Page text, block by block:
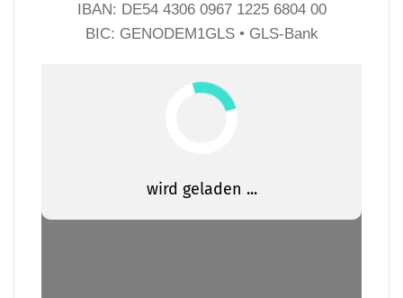
IBAN: DE54 4306 0967 1225 6804 00
BIC: GENODEM1GLS • GLS-Bank